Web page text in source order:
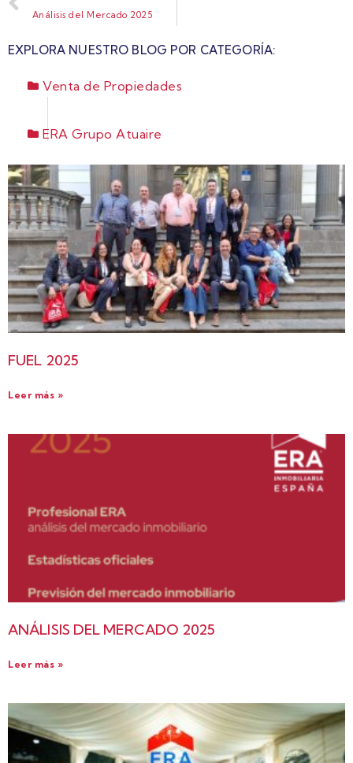
Análisis del Mercado 2025
EXPLORA NUESTRO BLOG POR CATEGORÍA:
Venta de Propiedades
ERA Grupo Atuaire
FUEL 2025
Leer más »
ANÁLISIS DEL MERCADO 2025
Leer más »